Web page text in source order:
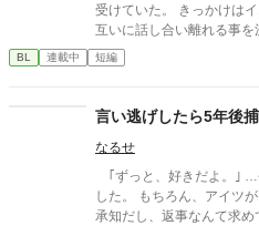
受けていた。 きっかけは
互いに話し合い離れる事
り孤児院で孤立すること
のは勇者だった。 ある日
の旅を喜んだ。
BL 連載中 短編
言い逃げしたら5年後
なるせ
｢ずっと、好きだよ。｣ …長年ずっと一緒にいた幼馴染に告白を
した。 もちろん、アイツがオレをそういう目で見てないのは百も
承知だし、返事なんて求めてない。 ただ、これか